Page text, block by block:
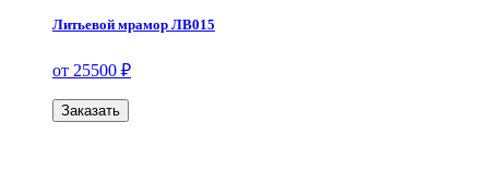
Литьевой мрамор ЛВ015
от 25500 ₽
Заказать